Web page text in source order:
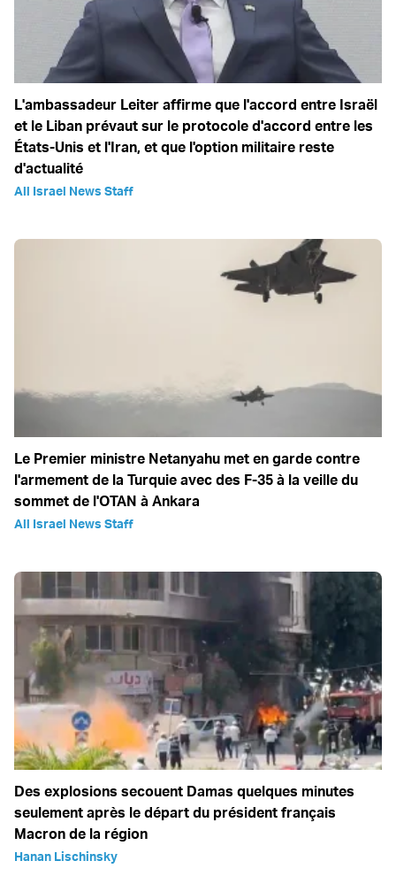
L'ambassadeur Leiter affirme que l'accord entre Israël
et le Liban prévaut sur le protocole d'accord entre les
États-Unis et l'Iran, et que l'option militaire reste
d'actualité
All Israel News Staff
Le Premier ministre Netanyahu met en garde contre
l'armement de la Turquie avec des F-35 à la veille du
sommet de l'OTAN à Ankara
All Israel News Staff
Des explosions secouent Damas quelques minutes
seulement après le départ du président français
Macron de la région
Hanan Lischinsky